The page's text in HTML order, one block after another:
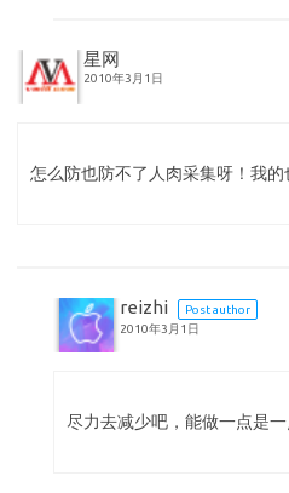
星网
2010年3月1日
怎么防也防不了人肉采集呀！我
reizhi
Post author
2010年3月1日
尽力去减少吧，能做一点是一